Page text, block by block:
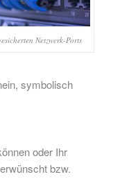
Netzwerk-Ports
symbolisch
oder Ihr
bzw.